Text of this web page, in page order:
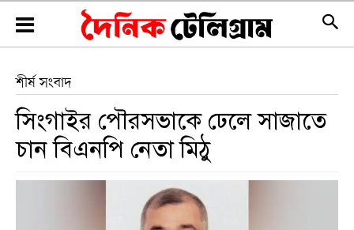
শীর্ষ সংবাদ
সিংগাইর পৌরসভাকে ঢেলে সাজাতে
চান বিএনপি নেতা মিঠু